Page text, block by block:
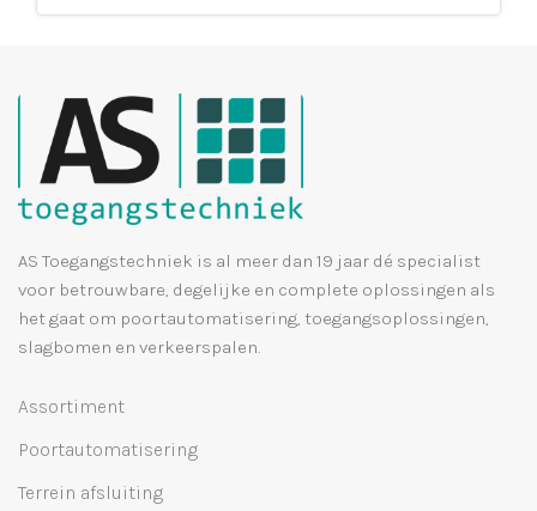
AS Toegangstechniek is al meer dan 19 jaar dé specialist
voor betrouwbare, degelijke en complete oplossingen als
het gaat om poortautomatisering, toegangsoplossingen,
slagbomen en verkeerspalen.
Assortiment
Poortautomatisering
Terrein afsluiting